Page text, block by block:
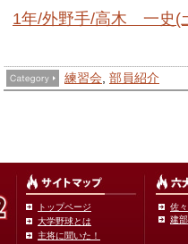
す。
一
け
す。
手
に
1年/外野手/高木 一史(
練習会, 部員紹介
トップページ
大学野球とは
主将に聞いた！
佐
建